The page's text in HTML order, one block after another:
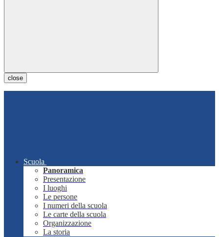
close
Scuola
Panoramica
Presentazione
I luoghi
Le persone
I numeri della scuola
Le carte della scuola
Organizzazione
La storia